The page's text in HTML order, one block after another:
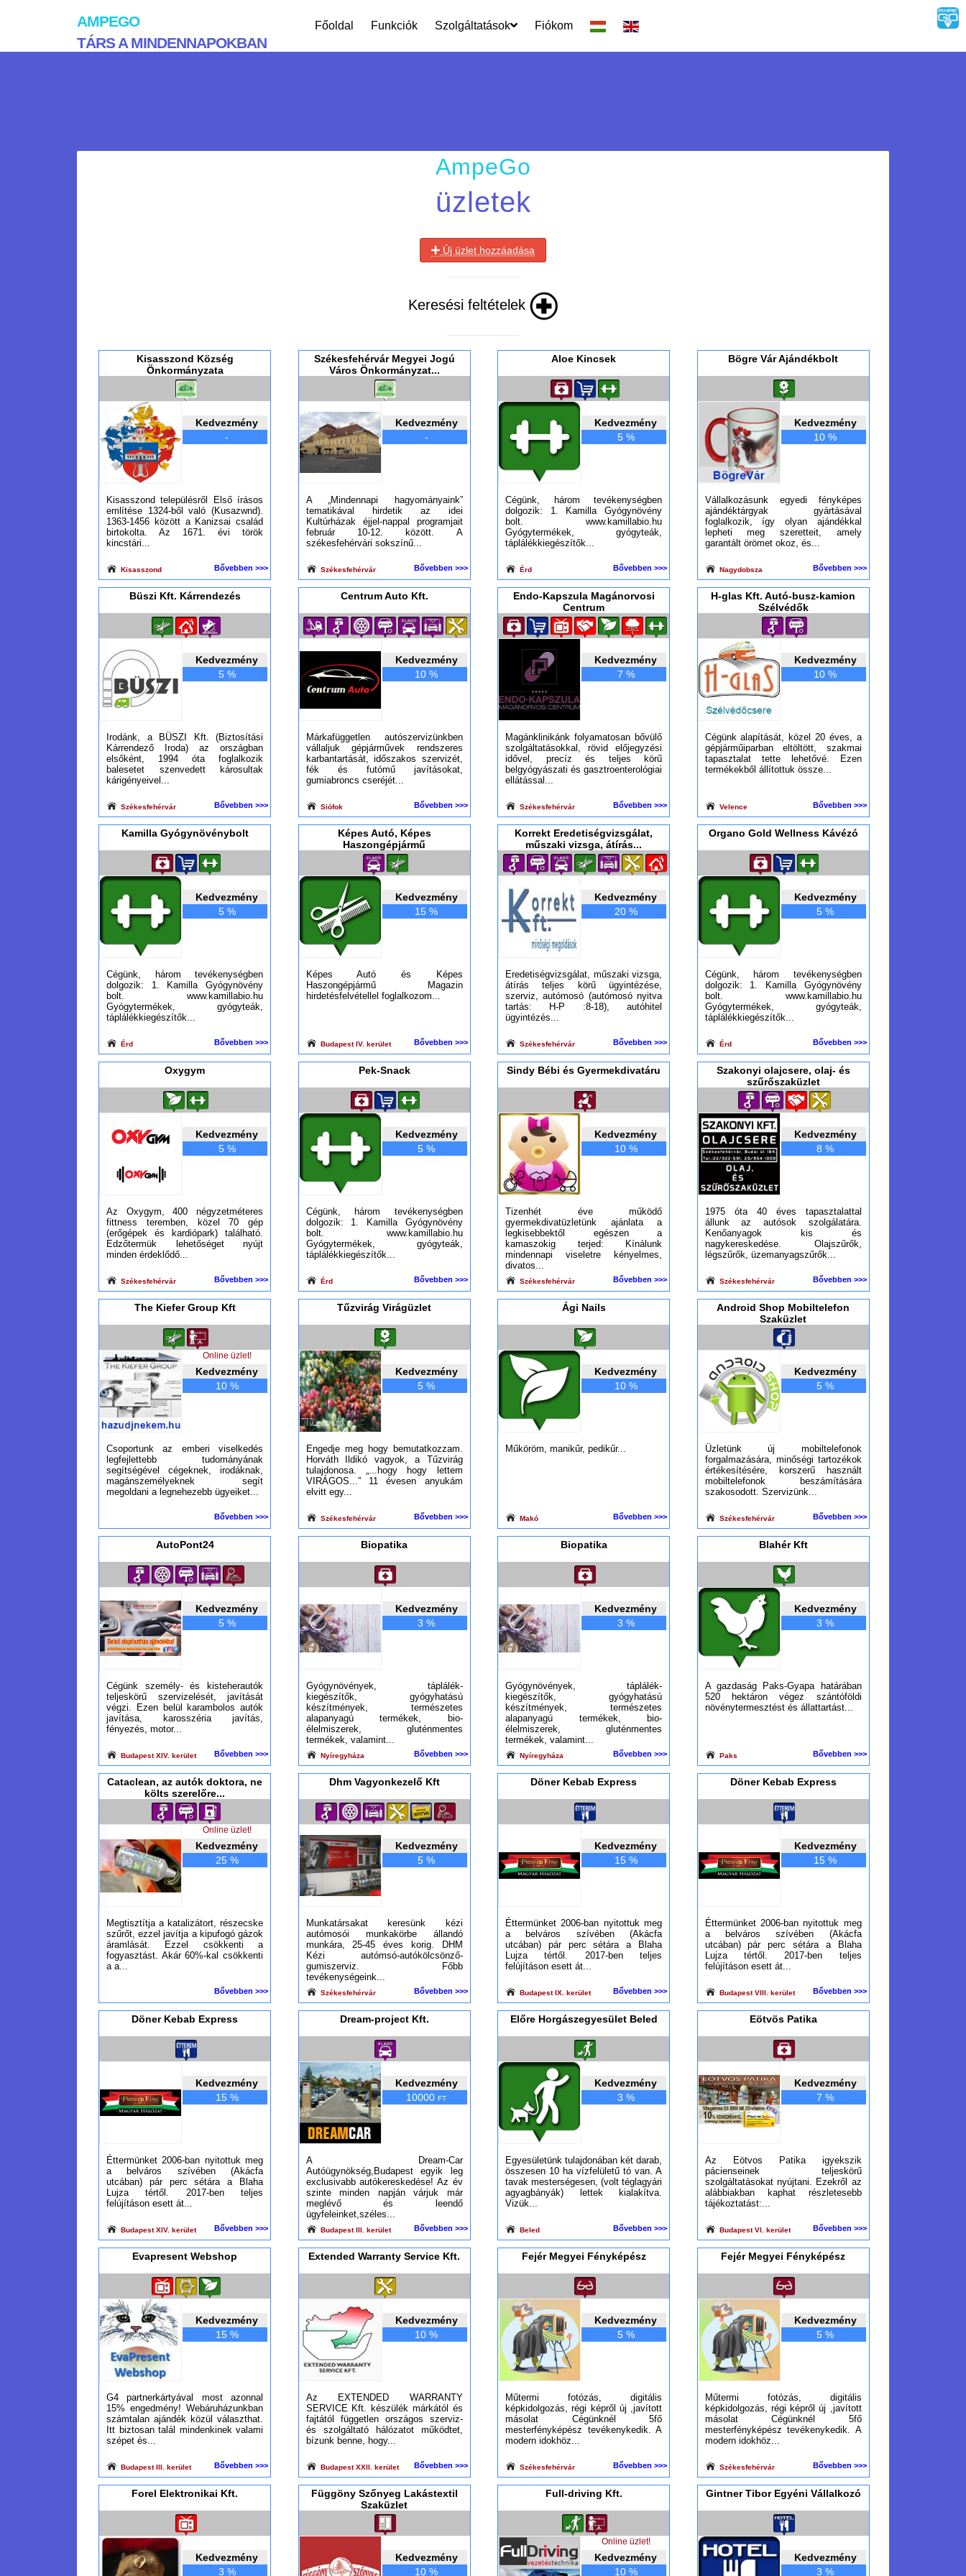
AMPEGO
TÁRS A MINDENNAPOKBAN
Főoldal Funkciók Szolgáltatások Fiókom
AmpeGo
üzletek
Új üzlet hozzáadása
Keresési feltételek
Kisasszond Község
Önkormányzata
Kedvezmény
-
Kisasszond településről Első írásos
említése 1324-ből való (Kusazwnd).
1363-1456 között a Kanizsai család
birtokolta. Az 1671. évi török
kincstári...
Kisasszond Bővebben >>>
Székesfehérvár Megyei Jogú
Város Önkormányzat...
Kedvezmény
-
A „Mindennapi hagyományaink”
tematikával hirdetik az idei
Kultúrházak éjjel-nappal programjait
február 10-12. között. A
székesfehérvári sokszínű...
Székesfehérvár Bővebben >>>
Aloe Kincsek
Kedvezmény
5 %
Cégünk, három tevékenységben
dolgozik: 1. Kamilla Gyógynövény
bolt. www.kamillabio.hu
Gyógytermékek, gyógyteák,
táplálékkiegészítők...
Érd Bővebben >>>
Bögre Vár Ajándékbolt
Kedvezmény
10 %
Vállalkozásunk egyedi fényképes
ajándéktárgyak gyártásával
foglalkozik, így olyan ajándékkal
lepheti meg szeretteit, amely
garantált örömet okoz, és...
Nagydobsza Bővebben >>>
Büszi Kft. Kárrendezés
Kedvezmény
5 %
Irodánk, a BÜSZI Kft. (Biztosítási
Kárrendező Iroda) az országban
elsőként, 1994 óta foglalkozik
balesetet szenvedett károsultak
kárigényeivel...
Székesfehérvár Bővebben >>>
Centrum Auto Kft.
Kedvezmény
10 %
Márkafüggetlen autószervizünkben
vállaljuk gépjárművek rendszeres
karbantartását, időszakos szervizét,
fék és futómű javításokat,
gumiabroncs cseréjét...
Siófok Bővebben >>>
Endo-Kapszula Magánorvosi
Centrum
Kedvezmény
7 %
Magánklinikánk folyamatosan bővülő
szolgáltatásokkal, rövid előjegyzési
idővel, precíz és teljes körű
belgyógyászati és gasztroenterológiai
ellátással...
Székesfehérvár Bővebben >>>
H-glas Kft. Autó-busz-kamion
Szélvédők
Kedvezmény
10 %
Cégünk alapítását, közel 20 éves, a
gépjárműiparban eltöltött, szakmai
tapasztalat tette lehetővé. Ezen
termékekből állítottuk össze...
Velence Bővebben >>>
Kamilla Gyógynövénybolt
Kedvezmény
5 %
Cégünk, három tevékenységben
dolgozik: 1. Kamilla Gyógynövény
bolt. www.kamillabio.hu
Gyógytermékek, gyógyteák,
táplálékkiegészítők...
Érd Bővebben >>>
Képes Autó, Képes
Haszongépjármű
Kedvezmény
15 %
Képes Autó és Képes
Haszongépjármű Magazin
hirdetésfelvétellel foglalkozom...
Budapest IV. kerület Bővebben >>>
Korrekt Eredetiségvizsgálat,
műszaki vizsga, átírás...
Kedvezmény
20 %
Eredetiségvizsgálat, műszaki vizsga,
átírás teljes körű ügyintézése,
szerviz, autómosó (autómosó nyitva
tartás: H-P :8-18), autóhitel
ügyintézés...
Székesfehérvár Bővebben >>>
Organo Gold Wellness Kávézó
Kedvezmény
5 %
Cégünk, három tevékenységben
dolgozik: 1. Kamilla Gyógynövény
bolt. www.kamillabio.hu
Gyógytermékek, gyógyteák,
táplálékkiegészítők...
Érd Bővebben >>>
Oxygym
Kedvezmény
5 %
Az Oxygym, 400 négyzetméteres
fittness teremben, közel 70 gép
(erőgépek és kardiópark) található.
Edzőtermük lehetőséget nyújt
minden érdeklődő...
Székesfehérvár Bővebben >>>
Pek-Snack
Kedvezmény
5 %
Cégünk, három tevékenységben
dolgozik: 1. Kamilla Gyógynövény
bolt. www.kamillabio.hu
Gyógytermékek, gyógyteák,
táplálékkiegészítők...
Érd Bővebben >>>
Sindy Bébi és Gyermekdivatáru
Kedvezmény
10 %
Tizenhét éve működő
gyermekdivatüzletünk ajánlata a
legkisebbektől egészen a
kamaszokig terjed: Kínálunk
mindennapi viseletre kényelmes,
divatos...
Székesfehérvár Bővebben >>>
Szakonyi olajcsere, olaj- és
szűrőszaküzlet
Kedvezmény
8 %
1975 óta 40 éves tapasztalattal
állunk az autósok szolgálatára.
Kenőanyagok kis és
nagykereskedése. Olajszűrők,
légszűrők, üzemanyagszűrők...
Székesfehérvár Bővebben >>>
The Kiefer Group Kft
Kedvezmény
10 %
Online üzlet!
Csoportunk az emberi viselkedés
legfejlettebb tudományának
segítségével cégeknek, irodáknak,
magánszemélyeknek segít
megoldani a legnehezebb ügyeiket...
Bővebben >>>
Tűzvirág Virágüzlet
Kedvezmény
5 %
Engedje meg hogy bemutatkozzam.
Horváth Ildikó vagyok, a Tűzvirág
tulajdonosa. „...hogy hogy lettem
VIRÁGOS...” 11 évesen anyukám
elvitt egy...
Székesfehérvár Bővebben >>>
Ági Nails
Kedvezmény
10 %
Műköröm, manikűr, pedikűr...
Makó Bővebben >>>
Android Shop Mobiltelefon
Szaküzlet
Kedvezmény
5 %
Üzletünk új mobiltelefonok
forgalmazására, minőségi tartozékok
értékesítésére, korszerű használt
mobiltelefonok beszámítására
szakosodott. Szervizünk...
Székesfehérvár Bővebben >>>
AutoPont24
Kedvezmény
5 %
Cégünk személy- és kisteherautók
teljeskörű szervizelését, javítását
végzi. Ezen belül karambolos autók
javítása, karosszéria javítás,
fényezés, motor...
Budapest XIV. kerület Bővebben >>>
Biopatika
Kedvezmény
3 %
Gyógynövények, táplálék-
kiegészítők, gyógyhatású
készítmények, természetes
alapanyagú termékek, bio-
élelmiszerek, gluténmentes
termékek, valamint...
Nyíregyháza Bővebben >>>
Biopatika
Kedvezmény
3 %
Gyógynövények, táplálék-
kiegészítők, gyógyhatású
készítmények, természetes
alapanyagú termékek, bio-
élelmiszerek, gluténmentes
termékek, valamint...
Nyíregyháza Bővebben >>>
Blahér Kft
Kedvezmény
3 %
A gazdaság Paks-Gyapa határában
520 hektáron végez szántóföldi
növénytermesztést és állattartást...
Paks Bővebben >>>
Cataclean, az autók doktora, ne
költs szerelőre...
Kedvezmény
25 %
Online üzlet!
Megtisztítja a katalizátort, részecske
szűrőt, ezzel javítja a kipufogó gázok
áramlását. Ezzel csökkenti a
fogyasztást. Akár 60%-kal csökkenti
a a...
Bővebben >>>
Dhm Vagyonkezelő Kft
Kedvezmény
5 %
Munkatársakat keresünk kézi
autómosói munkakörbe állandó
munkára, 25-45 éves korig. DHM
Kézi autómsó-autókölcsönző-
gumiszerviz. Főbb
tevékenységeink...
Székesfehérvár Bővebben >>>
Döner Kebab Express
Kedvezmény
15 %
Éttermünket 2006-ban nyitottuk meg
a belváros szívében (Akácfa
utcában) pár perc sétára a Blaha
Lujza tértől. 2017-ben teljes
felújításon esett át...
Budapest IX. kerület Bővebben >>>
Döner Kebab Express
Kedvezmény
15 %
Éttermünket 2006-ban nyitottuk meg
a belváros szívében (Akácfa
utcában) pár perc sétára a Blaha
Lujza tértől. 2017-ben teljes
felújításon esett át...
Budapest VIII. kerület Bővebben >>>
Döner Kebab Express
Kedvezmény
15 %
Éttermünket 2006-ban nyitottuk meg
a belváros szívében (Akácfa
utcában) pár perc sétára a Blaha
Lujza tértől. 2017-ben teljes
felújításon esett át...
Budapest XIV. kerület Bővebben >>>
Dream-project Kft.
Kedvezmény
10000 FT
A Dream-Car
Autóügynökség,Budapest egyik leg
exclusivabb autókereskedése! Az év
szinte minden napján várjuk már
meglévő és leendő
ügyfeleinket,széles...
Budapest III. kerület Bővebben >>>
Előre Horgászegyesület Beled
Kedvezmény
3 %
Egyesületünk tulajdonában két darab,
összesen 10 ha vízfelületű tó van. A
tavak mesterségesen, (volt téglagyári
agyagbányák) lettek kialakítva.
Vizük...
Beled Bővebben >>>
Eötvös Patika
Kedvezmény
7 %
Az Eötvos Patika igyekszik
pácienseinek teljeskörű
szolgáltatásokat nyújtani. Ezekről az
alábbiakban kaphat részletesebb
tájékoztatást:...
Budapest VI. kerület Bővebben >>>
Evapresent Webshop
Kedvezmény
15 %
G4 partnerkártyával most azonnal
15% engedmény! Webáruházunkban
számtalan ajándék közül választhat.
Itt biztosan talál mindenkinek valami
szépet és...
Budapest III. kerület Bővebben >>>
Extended Warranty Service Kft.
Kedvezmény
10 %
Az EXTENDED WARRANTY
SERVICE Kft. készülék márkától és
fajtától független országos szerviz-
és szolgáltató hálózatot működtet,
bízunk benne, hogy...
Budapest XXII. kerület Bővebben >>>
Fejér Megyei Fényképész
Kedvezmény
5 %
Műtermi fotózás, digitális
képkidolgozás, régi képről új ,javított
másolat Cégünknél 5fő
mesterfényképész tevékenykedik. A
modern idokhöz...
Székesfehérvár Bővebben >>>
Fejér Megyei Fényképész
Kedvezmény
5 %
Műtermi fotózás, digitális
képkidolgozás, régi képről új ,javított
másolat Cégünknél 5fő
mesterfényképész tevékenykedik. A
modern idokhöz...
Székesfehérvár Bővebben >>>
Forel Elektronikai Kft.
Kedvezmény
3 %
Függöny Szőnyeg Lakástextil
Szaküzlet
Kedvezmény
10 %
Full-driving Kft.
Kedvezmény
10 %
Online üzlet!
Gintner Tibor Egyéni Vállalkozó
Kedvezmény
3 %